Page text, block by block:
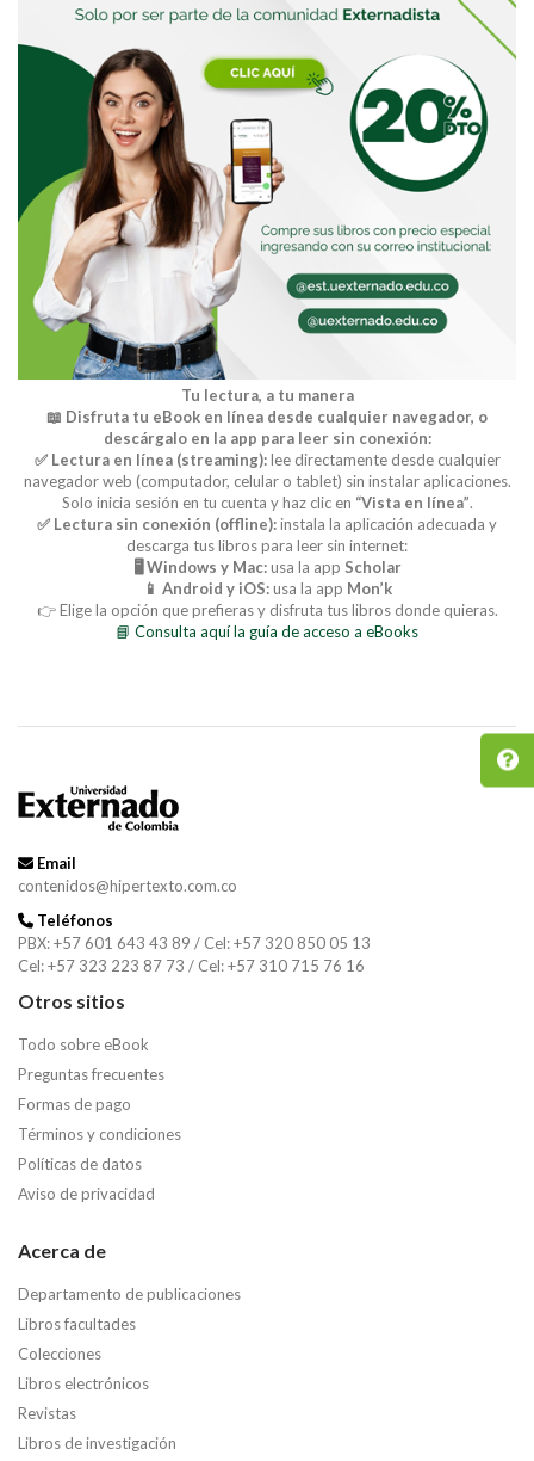
Buscar
Buscar
Tu lectura, a tu manera
📖 Disfruta tu eBook en línea desde cualquier navegador, o
descárgalo en la app para leer sin conexión:
✅ Lectura en línea (streaming):lee directamente desde cualquier
navegador web (computador, celular o tablet) sin instalar aplicaciones.
Solo inicia sesión en tu cuenta y haz clic en “Vista en línea”.
✅ Lectura sin conexión (offline):instala la aplicación adecuada y
descarga tus libros para leer sin internet:
🖥️ Windows y Mac:usa la app Scholar
📱 Android y iOS:usa la app Mon’k
👉 Elige la opción que prefieras y disfruta tus libros donde quieras.
📘 Consulta aquí la guía de acceso a eBooks
Email
contenidos@hipertexto.com.co
Teléfonos
PBX: +57 601 643 43 89 / Cel: +57 320 850 05 13
Cel: +57 323 223 87 73 / Cel: +57 310 715 76 16
Otros sitios
Todo sobre eBook
Preguntas frecuentes
Formas de pago
Términos y condiciones
Políticas de datos
Aviso de privacidad
Acerca de
Departamento de publicaciones
Libros facultades
Colecciones
Libros electrónicos
Revistas
Libros de investigación